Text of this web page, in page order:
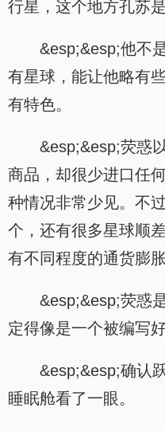
行星，这个地方孔苏
&esp;&esp;他不
有星球，能让他略有
有特色。
&esp;&esp;荧惑
商品，却很少进口任
种情况非常少见。不
个，还有很多星球顺
有不同程度的通货膨胀
&esp;&esp;荧惑
定得像是一个被编写好
&esp;&esp;确认
睡眠舱看了一眼。